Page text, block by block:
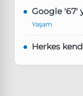
Google '67'
Yaşam
Herkes